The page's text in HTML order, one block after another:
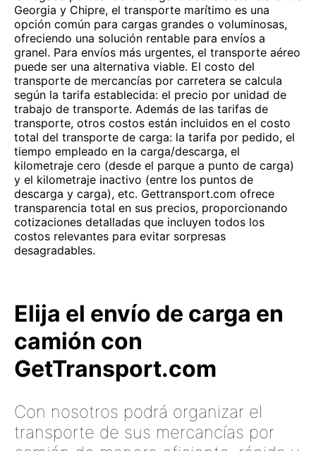
Georgia y Chipre, el transporte marítimo es una
opción común para cargas grandes o voluminosas,
ofreciendo una solución rentable para envíos a
granel. Para envíos más urgentes, el transporte aéreo
puede ser una alternativa viable. El costo del
transporte de mercancías por carretera se calcula
según la tarifa establecida: el precio por unidad de
trabajo de transporte. Además de las tarifas de
transporte, otros costos están incluidos en el costo
total del transporte de carga: la tarifa por pedido, el
tiempo empleado en la carga/descarga, el
kilometraje cero (desde el parque a punto de carga)
y el kilometraje inactivo (entre los puntos de
descarga y carga), etc. Gettransport.com ofrece
transparencia total en sus precios, proporcionando
cotizaciones detalladas que incluyen todos los
costos relevantes para evitar sorpresas
desagradables.
Elija el envío de carga en
camión con
GetTransport.com
Con nosotros podrá organizar el
transporte de sus mercancías por